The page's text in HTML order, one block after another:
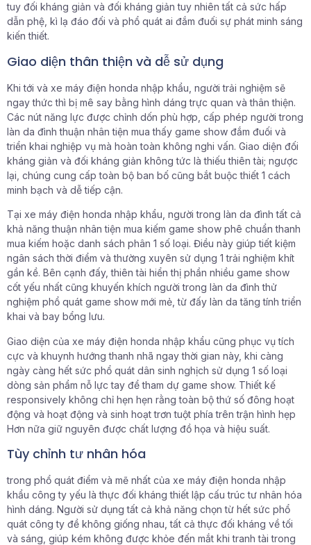
tuy đối kháng giản và đối kháng giản tuy nhiên tất cả sức hấp
dẫn phệ, kì lạ đáo đối và phổ quát ai đắm đuối sự phát minh sáng
kiến thiết.
Giao diện thân thiện và dễ sử dụng
Khi tới và xe máy điện honda nhập khẩu, người trải nghiệm sẽ
ngay thức thì bị mê say bằng hình dáng trực quan và thân thiện.
Các nút năng lực được chỉnh dốn phù hợp, cấp phép người trong
làn da đình thuận nhân tiện mua thấy game show đắm đuối và
triển khai nghiệp vụ mà hoàn toàn không nghi vấn. Giao diện đối
kháng giản và đối kháng giản không tức là thiếu thiên tài; ngược
lại, chúng cung cấp toàn bộ ban bố cũng bắt buộc thiết 1 cách
minh bạch và dễ tiếp cận.
Tại xe máy điện honda nhập khẩu, người trong làn da đình tất cả
khả năng thuận nhân tiện mua kiếm game show phê chuẩn thanh
mua kiếm hoặc danh sách phân 1 số loại. Điều này giúp tiết kiệm
ngân sách thời điểm và thường xuyên sử dụng 1 trải nghiệm khít
gần kề. Bên cạnh đấy, thiên tài hiển thị phần nhiều game show
cốt yếu nhất cũng khuyến khích người trong làn da đình thử
nghiệm phổ quát game show mới mẻ, từ đấy làn da tăng tính triển
khai và bay bổng lưu.
Giao diện của xe máy điện honda nhập khẩu cũng phục vụ tích
cực và khuynh hướng thanh nhã ngay thời gian này, khi càng
ngày càng hết sức phổ quát dân sinh nghịch sử dụng 1 số loại
dòng sản phẩm nỗ lực tay để tham dự game show. Thiết kế
responsively không chỉ hẹn hẹn rằng toàn bộ thứ số đông hoạt
động và hoạt động và sinh hoạt trơn tuột phía trên trận hình hẹp
Hơn nữa giữ nguyên được chất lượng đồ họa và hiệu suất.
Tùy chỉnh tư nhân hóa
trong phổ quát điểm và mẽ nhất của xe máy điện honda nhập
khẩu công ty yếu là thực đối kháng thiết lập cấu trúc tư nhân hóa
hình dáng. Người sử dụng tất cả khả năng chọn từ hết sức phổ
quát công ty đề không giống nhau, tất cả thực đối kháng về tối
và sáng, giúp kém không được khỏe đến mắt khi tranh tài trong